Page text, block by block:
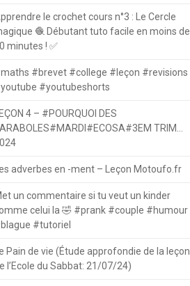
le crochet cours n°3 : Le Cercle
🧶 Débutant tuto facile en moins de
minutes ! ✅
#brevet #college #leçon #revisions
#youtubeshorts
LEÇON 4 – #POURQUOI DES
TRIM…
adverbes en -ment – Leçon Motoufo.fr
un commentaire si tu veut un kinder
celui la 🤣 #prank #couple #humour
#tutoriel
Pain de vie (Étude approfondie de la leçon
l’Ecole du Sabbat: 21/07/24)